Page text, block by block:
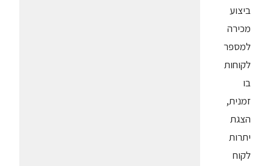
ביצוע
מכירה
למספר
לקוחות
בו
זמנית,
הצגת
יתרות
לקוח